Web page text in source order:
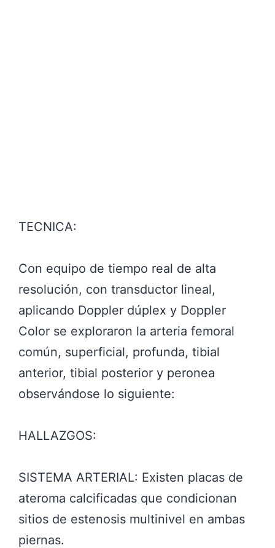
TECNICA:
Con equipo de tiempo real de alta
resolución, con transductor lineal,
aplicando Doppler dúplex y Doppler
Color se exploraron la arteria femoral
común, superficial, profunda, tibial
anterior, tibial posterior y peronea
observándose lo siguiente:
HALLAZGOS:
SISTEMA ARTERIAL: Existen placas de
ateroma calcificadas que condicionan
sitios de estenosis multinivel en ambas
piernas.